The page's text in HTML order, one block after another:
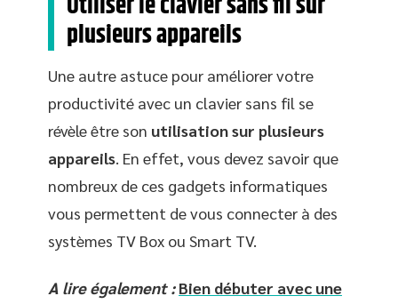
plusieurs appareils
Une autre astuce pour améliorer votre
productivité avec un clavier sans fil se
révèle être son utilisation sur plusieurs
appareils . En effet, vous devez savoir que
nombreux de ces gadgets informatiques
vous permettent de vous connecter à des
systèmes TV Box ou Smart TV.
A lire également : Bien débuter avec une